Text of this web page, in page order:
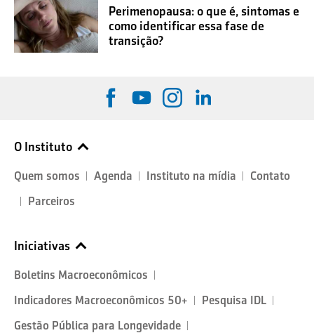
Perimenopausa: o que é, sintomas e
como identificar essa fase de
transição?
O Instituto
Quem somos Agenda Instituto na mídia
Contato
Parceiros
Iniciativas
Boletins Macroeconômicos
Indicadores Macroeconômicos 50+
Pesquisa IDL
Gestão Pública para Longevidade